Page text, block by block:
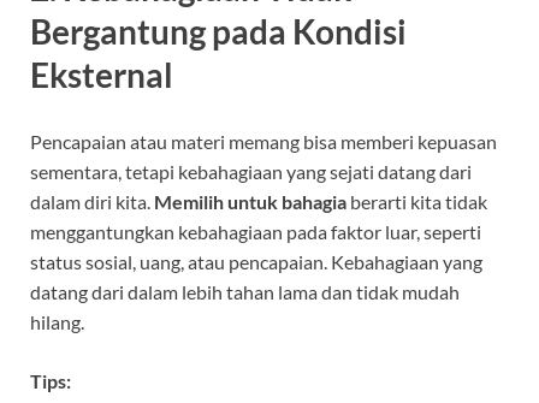
Bergantung pada Kondisi
Eksternal
Pencapaian atau materi memang bisa memberi kepuasan
sementara, tetapi kebahagiaan yang sejati datang dari
dalam diri kita. Memilih untuk bahagia berarti kita tidak
menggantungkan kebahagiaan pada faktor luar, seperti
status sosial, uang, atau pencapaian. Kebahagiaan yang
datang dari dalam lebih tahan lama dan tidak mudah
hilang.
Tips: